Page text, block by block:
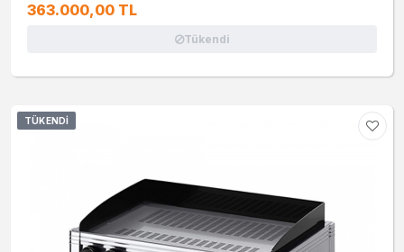
363.000,00 TL
Tükendi
TÜKENDI